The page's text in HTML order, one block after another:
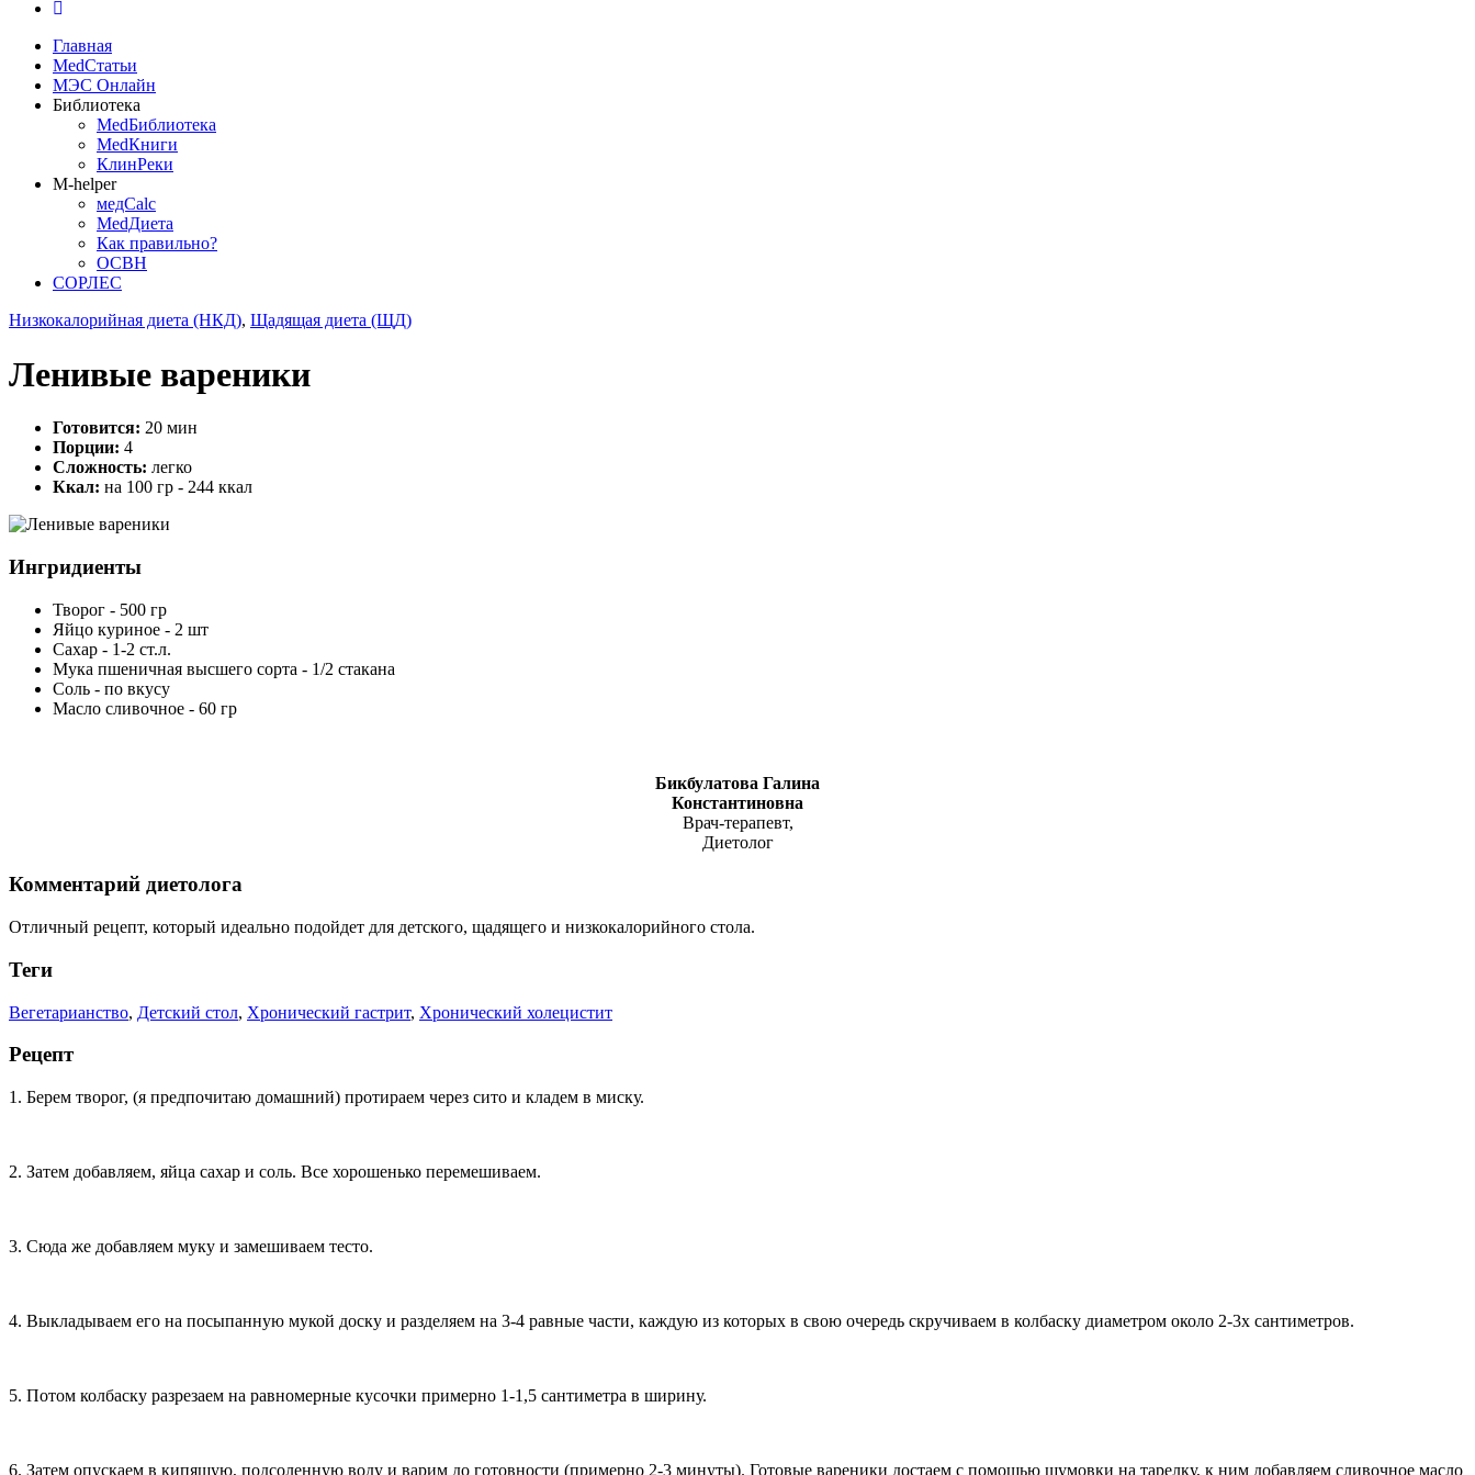
Главная
MedСтатьи
МЭС Онлайн
Библиотека
MedБиблиотека
MedКниги
КлинРеки
M-helper
медCalc
MedДиета
Как правильно?
ОСВН
СОРЛЕС
Низкокалорийная диета (НКД), Щадящая диета (ЩД)
Ленивые вареники
Готовится: 20 мин
Порции: 4
Сложность: легко
Ккал: на 100 гр - 244 ккал
Ингридиенты
Творог - 500 гр
Яйцо куриное - 2 шт
Сахар - 1-2 ст.л.
Мука пшеничная высшего сорта - 1/2 стакана
Соль - по вкусу
Масло сливочное - 60 гр
Бикбулатова Галина
Константиновна
Врач-терапевт,
Диетолог
Комментарий диетолога
Отличный рецепт, который идеально подойдет для детского, щадящего и низкокалорийного стола.
Теги
Вегетарианство, Детский стол, Хронический гастрит, Хронический холецистит
Рецепт
1. Берем творог, (я предпочитаю домашний) протираем через сито и кладем в миску.
2. Затем добавляем, яйца сахар и соль. Все хорошенько перемешиваем.
3. Сюда же добавляем муку и замешиваем тесто.
4. Выкладываем его на посыпанную мукой доску и разделяем на 3-4 равные части, каждую из которых в свою очередь скручиваем в колбаску диаметром около 2-3х сантиметров.
5. Потом колбаску разрезаем на равномерные кусочки примерно 1-1,5 сантиметра в ширину.
6. Затем опускаем в кипящую, подсоленную воду и варим до готовности (примерно 2-3 минуты). Готовые вареники достаем с помощью шумовки на тарелку, к ним добавляем сливочное масло